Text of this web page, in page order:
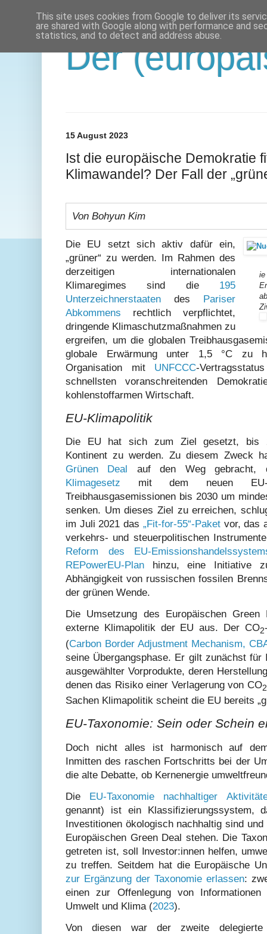
Der
15 August 2023
Ist die europäische Demokratie
Klimawandel? Der Fall der
Von Bohyun Kim
ie
Die EU setzt sich aktiv dafür ein,
„grüner“ zu werden. Im Rahmen des
derzeitigen internationalen
Klimaregimes sind die 195
Unterzeichnerstaaten des Pariser
Abkommens rechtlich verpflichtet,
dringende Klimaschutzmaßnahmen zu
ergreifen, um die globalen
globale Erwärmung unter 1,5 °C zu
Organisation mit UNFCCC-
schnellsten voranschreitenden
kohlenstoffarmen Wirtschaft.
EU-Klimapolitik
Die EU hat sich zum Ziel gesetzt, bis
Kontinent zu werden. Zu diesem Zweck
Grünen Deal
auf den Weg
Klimagesetz mit dem neuen EU-
Treibhausgasemissionen bis 2030 um
senken. Um dieses Ziel zu erreichen,
im Juli 2021 das „Fit-for-55“-Paketvor, das
verkehrs- und steuerpolitischen
Reform des EU-
REPowerEU-Plan hinzu, eine Initiative
Abhängigkeit von russischen fossilen
der grünen Wende.
Die Umsetzung des Europäischen
externe Klimapolitik der EU aus. Der CO2
(Carbon Border Adjustment Mechanism,
seine Übergangsphase. Er gilt zunächst für
ausgewählter Vorprodukte, deren
denen das Risiko einer Verlagerung von CO2
Sachen Klimapolitik scheint die EU bereits
EU-Taxonomie: Sein oder Schein
Doch nicht alles ist harmonisch auf
Inmitten des raschen Fortschritts bei der
die alte Debatte, ob Kernenergie
Die EU-Taxonomie nachhaltiger
genannt) ist ein Klassifizierungssystem,
Investitionen ökologisch nachhaltig sind
Europäischen Green Deal stehen. Die
getreten ist, soll Investor:innen helfen,
zu treffen. Seitdem hat die Europäische
zur Ergänzung der Taxonomie erlassen:
einen zur Offenlegung von Informationen
Umwelt und Klima (2023).
Von diesen war der zweite
This site uses cookies from Google to deliver its
are shared with Google along with performance and
statistics, and to detect and address abuse.